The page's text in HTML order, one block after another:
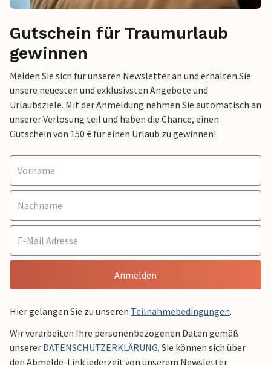
Gutschein für Traumurlaub
gewinnen
Melden Sie sich für unseren Newsletter an und erhalten Sie
unsere neuesten und exklusivsten Angebote und
Urlaubsziele. Mit der Anmeldung nehmen Sie automatisch an
unserer Verlosung teil und haben die Chance, einen
Gutschein von 150 € für einen Urlaub zu gewinnen!
Anmelden
Hier gelangen Sie zu unseren Teilnahmebedingungen.
Wir verarbeiten Ihre personenbezogenen Daten gemäß
unserer DATENSCHUTZERKLÄRUNG. Sie können sich über
den Abmelde-Link jederzeit von unserem Newsletter